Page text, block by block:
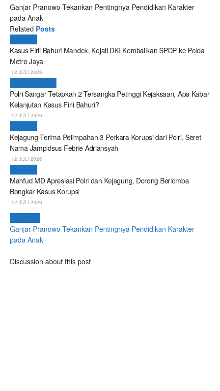
Ganjar Pranowo Tekankan Pentingnya Pendidikan Karakter
pada Anak
Related Posts
Kasus Firli Bahuri Mandek, Kejati DKI Kembalikan SPDP ke Polda
Metro Jaya
12 JULI 2026
Polri Sangar Tetapkan 2 Tersangka Petinggi Kejaksaan, Apa Kabar
Kelanjutan Kasus Firli Bahuri?
12 JULI 2026
Kejagung Terima Pelimpahan 3 Perkara Korupsi dari Polri, Seret
Nama Jampidsus Febrie Adriansyah
12 JULI 2026
Mahfud MD Apresiasi Polri dan Kejagung, Dorong Berlomba
Bongkar Kasus Korupsi
12 JULI 2026
Ganjar Pranowo Tekankan Pentingnya Pendidikan Karakter
pada Anak
Discussion about this post